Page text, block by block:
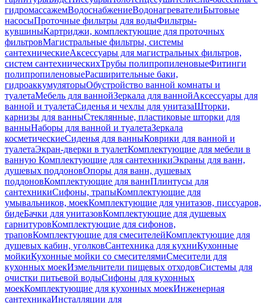
гидромассажемВодоснабжениеВодонагревателиБытовые
насосыПроточные фильтры для водыФильтры-
кувшиныКартриджи, комплектующие для проточных
фильтровМагистральные фильтры, системы
сантехническиеАксессуары для магистральных фильтров,
систем сантехническихТрубы полипропиленовыеФитинги
полипропиленовыеРасширительные баки,
гидроаккумуляторыОбустройство ванной комнаты и
туалетаМебель для ваннойЗеркала для ваннойАксессуары для
ванной и туалетаСиденья и чехлы для унитазаШторки,
карнизы для ванныСтеклянные, пластиковые шторки для
ванныНаборы для ванной и туалетаЗеркала
косметическиеСиденья для ванныКоврики для ванной и
туалетаЭкран-дверки в туалетКомплектующие для мебели в
ванную Комплектующие для сантехникиЭкраны для ванн,
душевых поддоновОпоры для ванн, душевых
поддоновКомплектующие для ваннПлинтусы для
сантехникиСифоны, трапыКомплектующие для
умывальников, моекКомплектующие для унитазов, писсуаров,
бидеБачки для унитазовКомплектующие для душевых
гарнитуровКомплектующие для сифонов,
траповКомплектующие для смесителейКомплектующие для
душевых кабин, уголковСантехника для кухниКухонные
мойкиКухонные мойки со смесителямиСмесители для
кухонных моекИзмельчители пищевых отходовСистемы для
очистки питьевой водыСифоны для кухонных
моекКомплектующие для кухонных моекИнженерная
сантехникаИнсталляции для